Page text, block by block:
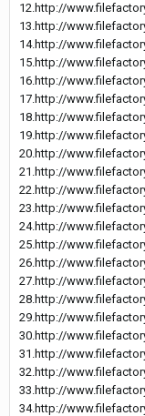
12.http://
13.http://
14.http://
15.http://
16.http://
17.http://
18.http://
19.http://
20.http://
21.http://
22.http://
23.http://
24.http://
25.http://
26.http://
27.http://
28.http://
29.http://
30.http://
31.http://
32.http://
33.http://
34.http://